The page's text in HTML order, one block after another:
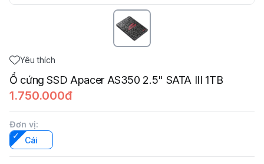
Yêu thích
Ổ cứng SSD Apacer AS350 2.5" SATA III 1TB
1.750.000đ
Đơn vị:
Cái